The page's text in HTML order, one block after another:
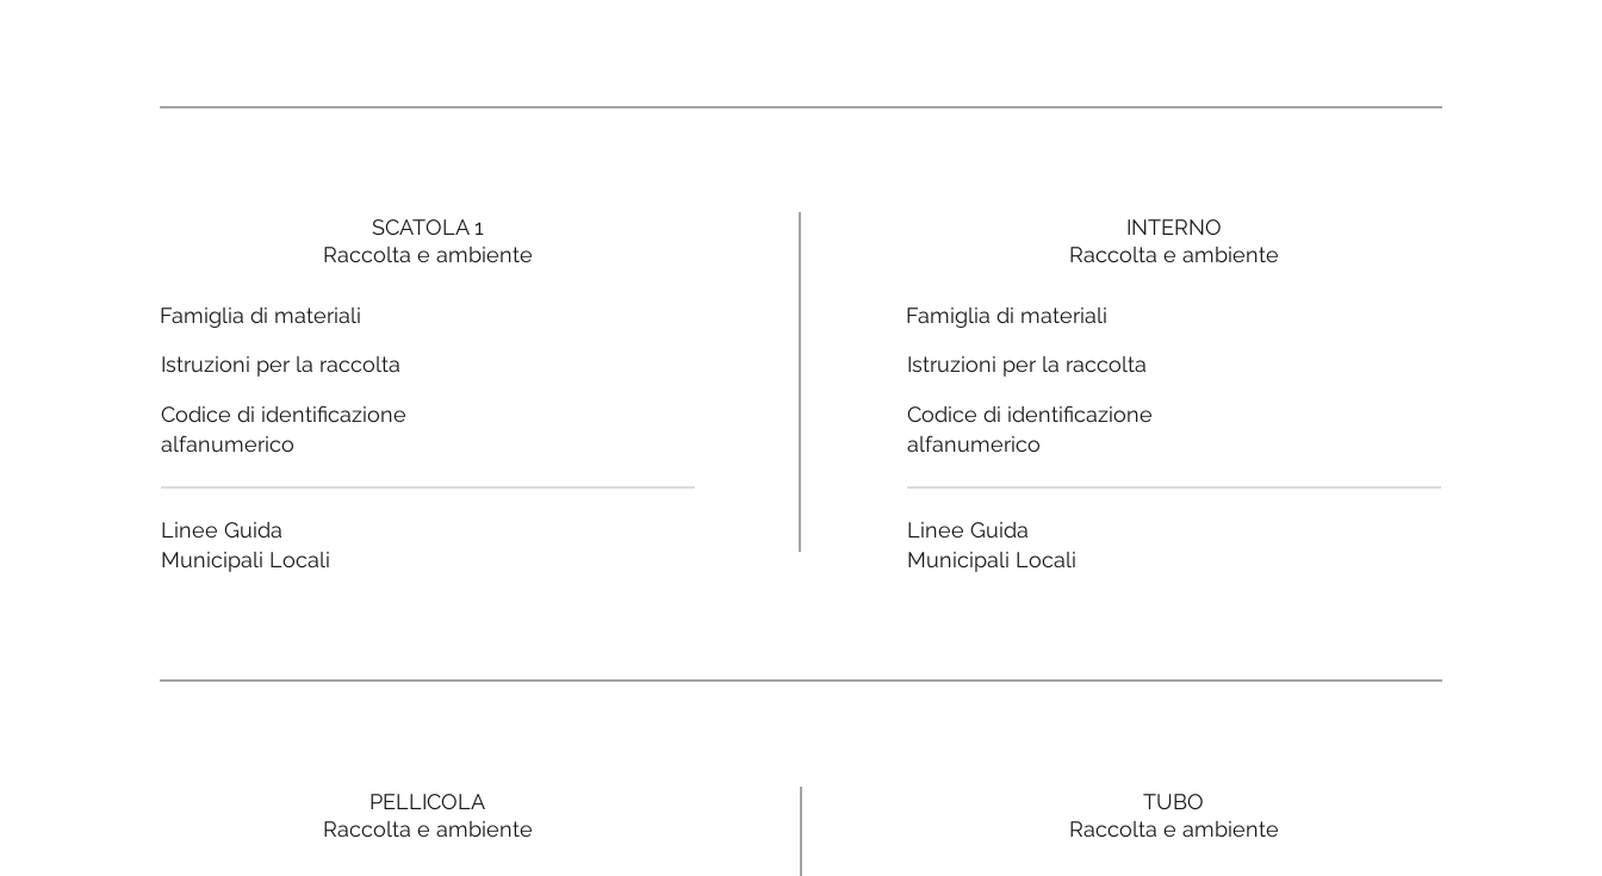
SCATOLA 1
Raccolta e ambiente
Famiglia di materiali
Istruzioni per la raccolta
Codice di identificazione
alfanumerico
Linee Guida
Municipali Locali
PELLICOLA
Raccolta e ambiente
INTERNO
Raccolta e ambiente
Famiglia di materiali
Istruzioni per la raccolta
Codice di identificazione
alfanumerico
Linee Guida
Municipali Locali
TUBO
Raccolta e ambiente